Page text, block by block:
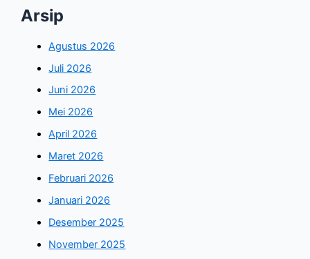
Arsip
Agustus 2026
Juli 2026
Juni 2026
Mei 2026
April 2026
Maret 2026
Februari 2026
Januari 2026
Desember 2025
November 2025